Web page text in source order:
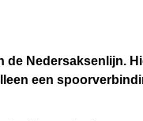
Nedersaksenlijn.
een